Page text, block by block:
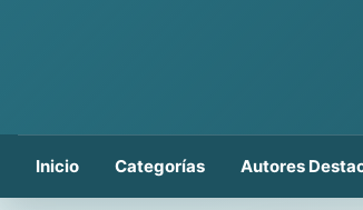
Inicio Categorías Autores